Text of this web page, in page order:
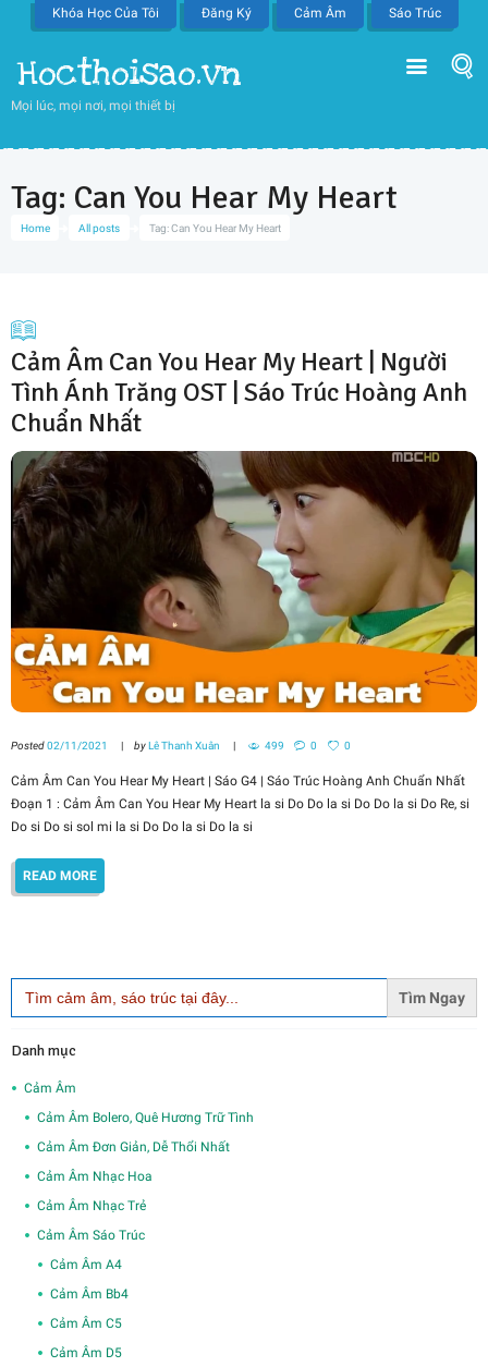
Khóa Học Của Tôi Đăng Ký Cảm Âm Sáo Trúc
Hocthoisao.vn
Mọi lúc, mọi nơi, mọi thiết bị
Home All posts Tag: Can You Hear My Heart
Tag: Can You Hear My Heart
Cảm Âm Can You Hear My Heart | Người
Tình Ánh Trăng OST | Sáo Trúc Hoàng Anh
Chuẩn Nhất
Posted02/11/2021 byLê Thanh Xuân 499 0 0
Cảm Âm Can You Hear My Heart | Sáo G4 | Sáo Trúc Hoàng Anh Chuẩn Nhất
Đoạn 1 : Cảm Âm Can You Hear My Heart la si Do Do la si Do Do la si Do Re, si
Do si Do si sol mi la si Do Do la si Do la si
READ MORE
Search
for:
Danh mục
Cảm Âm
Cảm Âm Bolero, Quê Hương Trữ Tình
Cảm Âm Đơn Giản, Dễ Thổi Nhất
Cảm Âm Nhạc Hoa
Cảm Âm Nhạc Trẻ
Cảm Âm Sáo Trúc
Cảm Âm A4
Cảm Âm Bb4
Cảm Âm C5
Cảm Âm D5